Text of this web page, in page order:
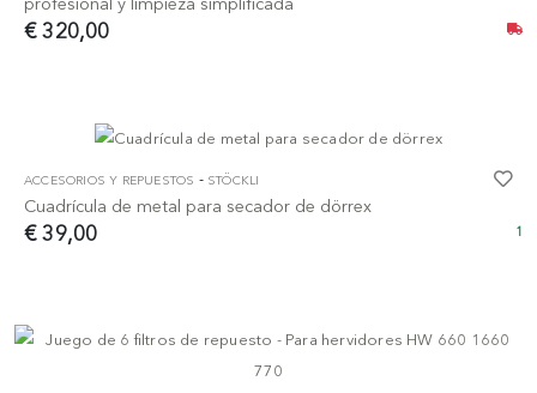
€ 320,00
ACCESORIOS Y REPUESTOS - STÖCKLI
Cuadrícula de metal para secador de dörrex
€ 39,00 1